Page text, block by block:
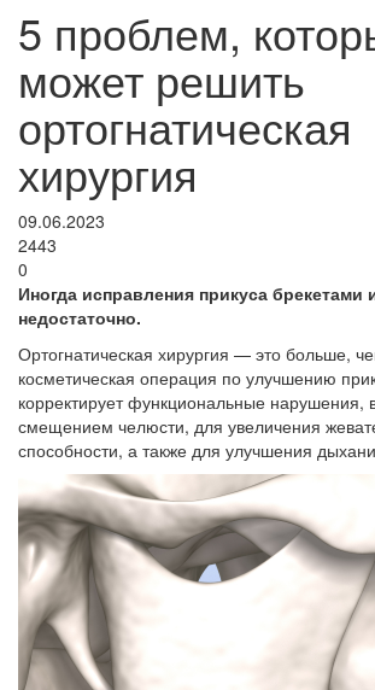
5 проблем,
может решить
ортогнатическая
хирургия
09.06.2023
2443
0
Иногда исправления прикуса брекетами
недостаточно.
Ортогнатическая хирургия — это больше,
косметическая операция по улучшению
корректирует функциональные нарушения,
смещением челюсти, для увеличения
способности, а также для улучшения